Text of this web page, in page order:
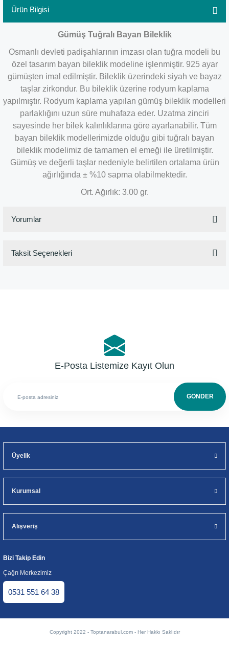
Ürün Bilgisi
Gümüş Tuğralı Bayan Bileklik
Osmanlı devleti padişahlarının imzası olan tuğra modeli bu
özel tasarım bayan bileklik modeline işlenmiştir. 925 ayar
gümüşten imal edilmiştir. Bileklik üzerindeki siyah ve bayaz
taşlar zirkondur. Bu bileklik üzerine rodyum kaplama
yapılmıştır. Rodyum kaplama yapılan gümüş bileklik modelleri
parlaklığını uzun süre muhafaza eder. Uzatma zinciri
sayesinde her bilek kalınlıklarına göre ayarlanabilir. Tüm
bayan bileklik modellerimizde olduğu gibi tuğralı bayan
bileklik modelimiz de tamamen el emeği ile üretilmiştir.
Gümüş ve değerli taşlar nedeniyle belirtilen ortalama ürün
ağırlığında ± %10 sapma olabilmektedir.
Ort. Ağırlık: 3.00 gr.
Yorumlar
Taksit Seçenekleri
E-Posta Listemize Kayıt Olun
GÖNDER
Üyelik
Kurumsal
Alışveriş
Bizi Takip Edin
Çağrı Merkezimiz
0531 551 64 38
Copyright 2022 - Toptanarabul.com - Her Hakkı Saklıdır